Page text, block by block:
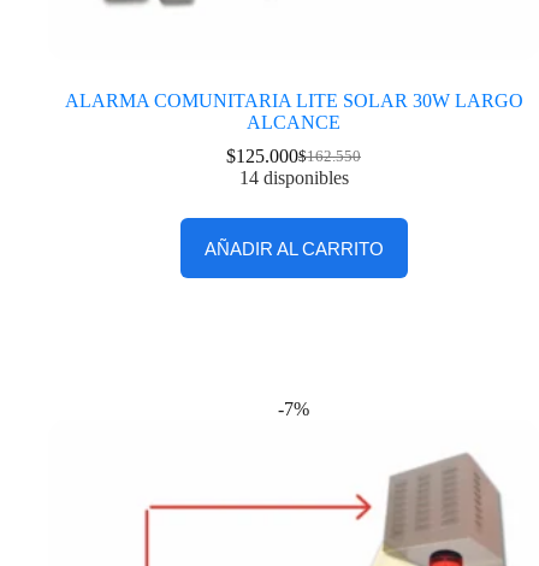
ALARMA COMUNITARIA LITE SOLAR 30W LARGO
ALCANCE
$162.550
$125.000
14 disponibles
AÑADIR AL CARRITO
-7%